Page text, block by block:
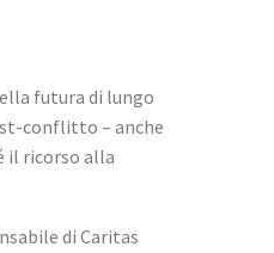
futura di lungo
conflitto – anche
il ricorso alla
di Caritas